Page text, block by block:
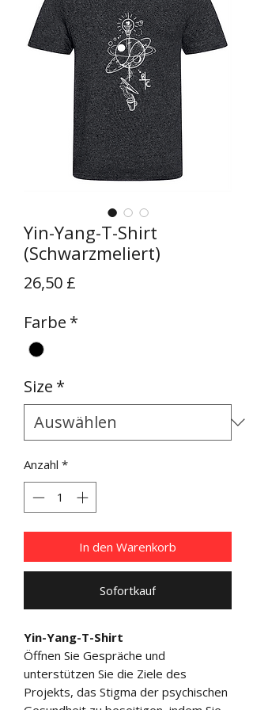
Yin-Yang-T-Shirt
(Schwarzmeliert)
26,50 £
Farbe *
Size *
Anzahl *
In den Warenkorb
Sofortkauf
Yin-Yang-T-Shirt
Öffnen Sie Gespräche und
unterstützen Sie die Ziele des
Projekts, das Stigma der psychischen